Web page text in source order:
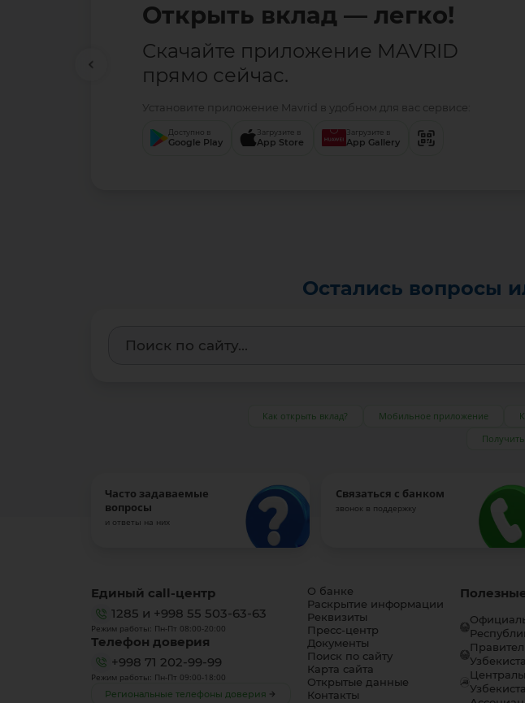
Открыть вклад — легко!
Скачайте приложение MAVRID
прямо сейчас.
Установите приложение Mavrid в удобном для вас сервисе:
Доступно в
Google Play
Загрузите в
App Store
Загрузите в
App Gallery
Остались вопросы
Как открыть вклад? Мобильное приложение
Часто задаваемые
вопросы
и ответы на них
Связаться с банком
звонок в поддержку
Единый call-центр
1285 и +998 55 503-63-63
Режим работы: Пн-Пт 08:00-20:00
Телефон доверия
+998 71 202-99-99
Режим работы: Пн-Пт 09:00-18:00
Региональные телефоны доверия
О банке
Раскрытие информации
Реквизиты
Пресс-центр
Документы
Поиск по сайту
Карта сайта
Открытые данные
Контакты